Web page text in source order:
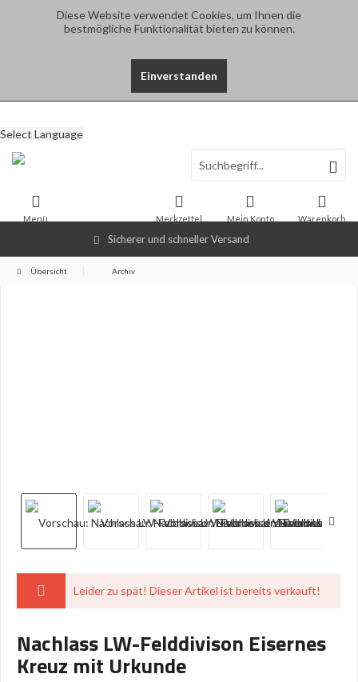
Diese Website verwendet Cookies, um Ihnen die
bestmögliche Funktionalität bieten zu können.
Einverstanden
Sicherer und schneller Versand
Select Language
Warenkorb
Merkzettel Mein Konto
Menü
Übersicht Archiv
Leider zu spät! Dieser Artikel ist bereits verkauft!
Nachlass LW-Felddivison Eisernes
Kreuz mit Urkunde